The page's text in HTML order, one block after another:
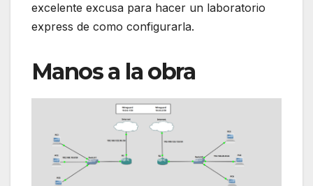
excelente excusa para hacer un laboratorio
express de como configurarla.
Manos a la obra